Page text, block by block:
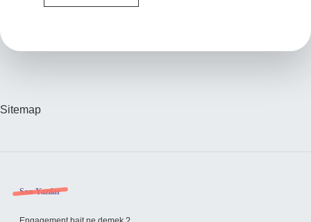
Ilin
Sitemap
Sidebar
Son Yazılar